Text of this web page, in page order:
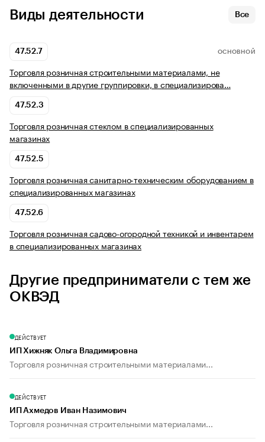
Виды деятельности Все
47.52.7 ОСНОВНОЙ
Торговля розничная строительными материалами, не
включенными в другие группировки, в специализирова…
47.52.3
Торговля розничная стеклом в специализированных
магазинах
47.52.5
Торговля розничная санитарно-техническим оборудованием в
специализированных магазинах
47.52.6
Торговля розничная садово-огородной техникой и инвентарем
в специализированных магазинах
Другие предприниматели с тем же
ОКВЭД
ДЕЙСТВУЕТ
ИП Хижняк Ольга Владимировна
Торговля розничная строительными материалами...
ДЕЙСТВУЕТ
ИП Ахмедов Иван Назимович
Торговля розничная строительными материалами...